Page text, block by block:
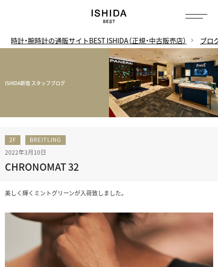
時計・腕時計の通販サイトBEST ISHIDA（正規・中古販売店） ブロ
ISHIDA新宿 スタッフブログ
2F BREITLING
2022年3月10日
CHRONOMAT 32
美しく輝くミントグリーンが入荷致しました。